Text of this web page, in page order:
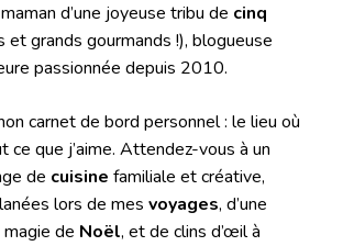
d’une joyeuse tribu de cinq
et grands gourmands !), blogueuse
passionnée depuis 2010.
carnet de bord personnel : le lieu où
ce que j’aime. Attendez-vous à un
de cuisine familiale et créative,
lors de mes voyages, d’une
de Noël, et de clins d’œil à